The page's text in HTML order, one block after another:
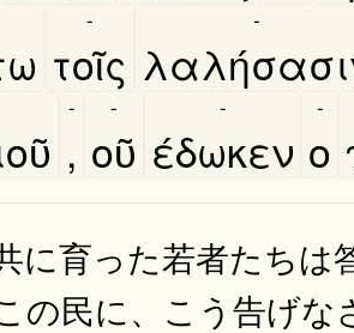
τοῖς
- -
,
-
οῦ
-
έδωκεν
-
ο
-
に育った若者たちは
の民に、こう告げな